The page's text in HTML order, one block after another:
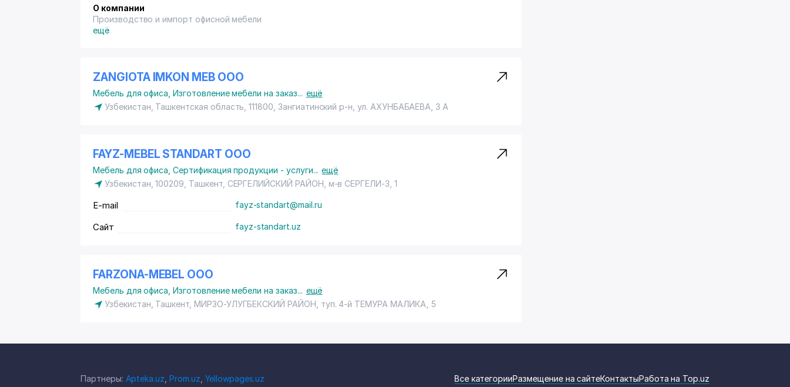
О компании
Производство и импорт офисной мебели
ещё
ZANGIOTA IMKON MEB ООО
Мебель для офиса ,Изготовление мебели на заказ... ещё
Узбекистан, Ташкентская область, 111800, Зангиатинский р-н,ул. АХУНБАБАЕВА , 3 А
FAYZ-MEBEL STANDART ООО
Мебель для офиса ,Сертификация продукции - услуги... ещё
Узбекистан, 100209, Ташкент, СЕРГЕЛИЙСКИЙ РАЙОН м-в СЕРГЕЛИ-3 , 1
E-mail fayz-standart@mail.ru
Сайт fayz-standart.uz
FARZONA-MEBEL ООО
Мебель для офиса ,Изготовление мебели на заказ... ещё
Узбекистан, Ташкент, МИРЗО-УЛУГБЕКСКИЙ РАЙОН туп. 4-й ТЕМУРА МАЛИКА , 5
Партнеры: Apteka.uz Prom.uz Yellowpages.uz Все категорииРазмещение на сайтеКонтактыРабота на Top.uz